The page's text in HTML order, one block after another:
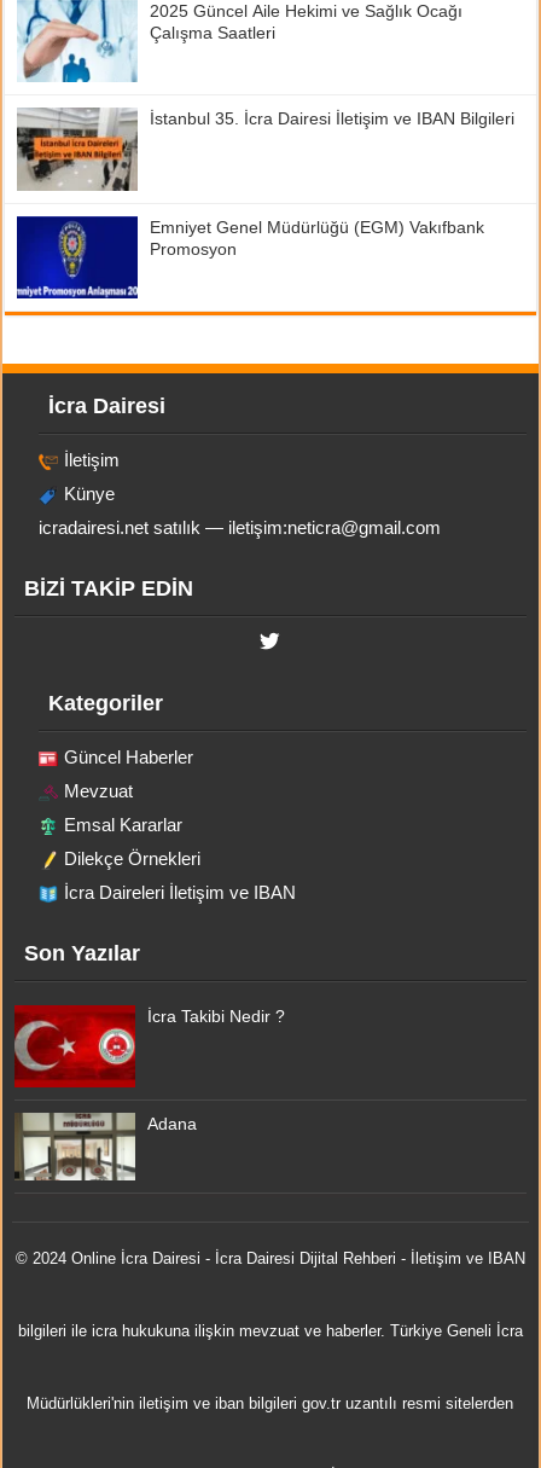
2025 Güncel Aile Hekimi ve Sağlık Ocağı
Çalışma Saatleri
İstanbul 35. İcra Dairesi İletişim ve IBAN Bilgileri
Emniyet Genel Müdürlüğü (EGM) Vakıfbank
Promosyon
İcra Dairesi
İletişim
Künye
icradairesi.net satılık — iletişim:neticra@gmail.com
BİZİ TAKİP EDİN
Kategoriler
Güncel Haberler
Mevzuat
Emsal Kararlar
Dilekçe Örnekleri
İcra Daireleri İletişim ve IBAN
Son Yazılar
İcra Takibi Nedir ?
Adana
© 2024 Online İcra Dairesi - İcra Dairesi Dijital Rehberi - İletişim ve IBAN
bilgileri ile icra hukukuna ilişkin mevzuat ve haberler. Türkiye Geneli İcra
Müdürlükleri'nin iletişim ve iban bilgileri gov.tr uzantılı resmi sitelerden